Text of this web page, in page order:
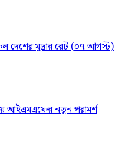
দেশের মুদ্রার রেট (০৭ আগস্ট)
আইএমএফের নতুন পরামর্শ